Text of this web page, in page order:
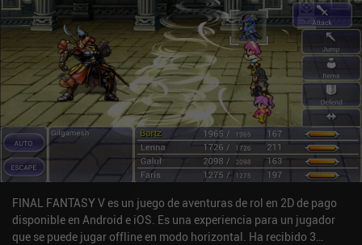
FINAL FANTASY V es un juego de aventuras de rol en 2D de pago
disponible en Android e iOS. Es una experiencia para un jugador
que se puede jugar offline en modo horizontal. Ha recibido 3